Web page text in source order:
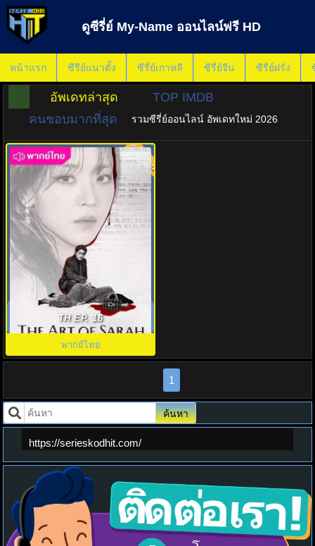
ดูซีรี่ย์ My-Name ออนไลน์ฟรี HD
หน้าแรก ซีรีย์แนวตั้ง ซีรี่ย์เกาหลี ซีรี่ย์จีน ซีรี่ย์ฝรั่ง
อัพเดทล่าสุด
TOP IMDB
คนชอบมากที่สุด
รวมซีรี่ย์ออนไลน์ อัพเดทใหม่ 2026
ซาราห์ เริ่ดลวงโลก (2026) The
Art of Sarah พากย์ไทย EP.1-8
8.0 พากย์ไทย
TH EP. 16
พากย์ไทย
1
ค้นหา
https://serieskodhit.com/